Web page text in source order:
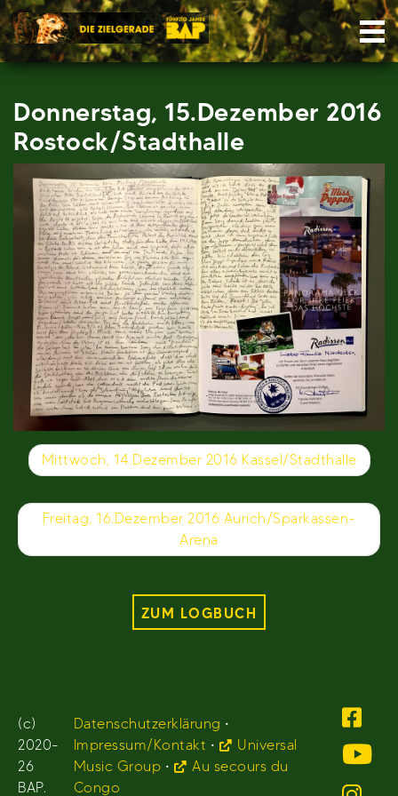
Skip
to
content
Donnerstag, 15.Dezember 2016
Rostock/Stadthalle
Beitragsnavigation
Mittwoch, 14.Dezember 2016 Kassel/Stadthalle
Freitag, 16.Dezember 2016 Aurich/Sparkassen-
Arena
ZUM LOGBUCH
(c)
2020-
26
BAP.
Datenschutzerklärung •
Impressum/Kontakt •
Universal
Music Group •
Au secours du
Congo